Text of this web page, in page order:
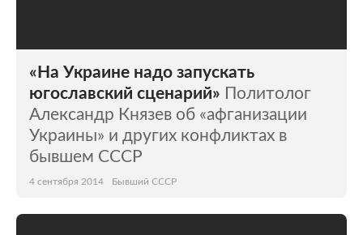
«На Украине надо запускать
югославский сценарий» Политолог
Александр Князев об «афганизации
Украины» и других конфликтах в
бывшем СССР
4 сентября 2014 Бывший СССР